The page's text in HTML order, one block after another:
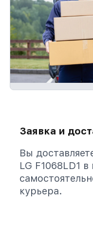
Заявка и
Вы
LG F1068LD1
курьера.